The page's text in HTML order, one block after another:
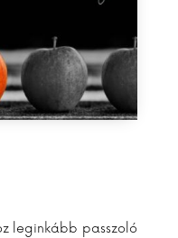
leginkább passzoló